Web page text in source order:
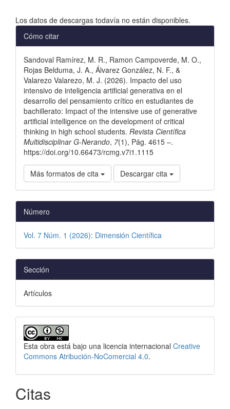
Los datos de descargas todavía no están disponibles.
Detalles
del
artículo
Cómo citar
Sandoval Ramírez, M. R., Ramon Campoverde, M. O.,
Rojas Belduma, J. A., Álvarez González, N. F., &
Valarezo Valarezo, M. J. (2026). Impacto del uso
intensivo de inteligencia artificial generativa en el
desarrollo del pensamiento crítico en estudiantes de
bachillerato: Impact of the intensive use of generative
artificial intelligence on the development of critical
thinking in high school students. Revista Científica
Multidisciplinar G-Nerando, 7(1), Pág. 4615 –.
https://doi.org/10.66473/rcmg.v7i1.1115
Más formatos de cita Descargar cita
Número
Vol. 7 Núm. 1 (2026): Dimensión Científica
Sección
Artículos
Esta obra está bajo una licencia internacional Creative
Commons Atribución-NoComercial 4.0.
Citas